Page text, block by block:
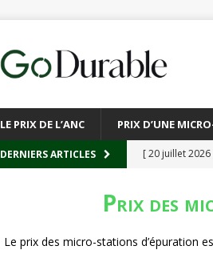
LE PRIX DE L’ANC PRIX D’UNE
DERNIERS ARTICLES [ 20 juillet 2026
[ 13 juillet 2026
emballages
Prix des
Le prix des micro-stations d’épuration